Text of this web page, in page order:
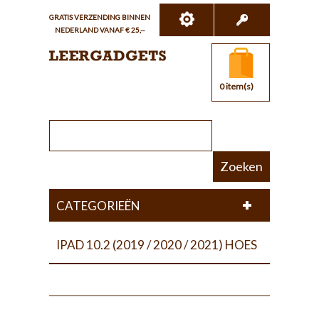
GRATIS VERZENDING BINNEN
NEDERLAND VANAF € 25,--
0 item(s)
Zoeken
CATEGORIEËN
IPAD 10.2 (2019 / 2020 / 2021) HOES